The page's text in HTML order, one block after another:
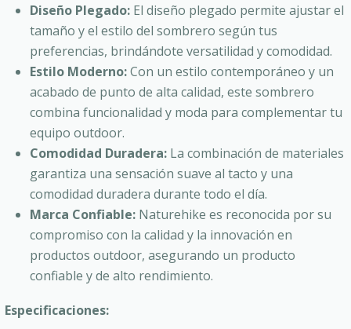
Diseño Plegado: El diseño plegado permite ajustar el
tamaño y el estilo del sombrero según tus
preferencias, brindándote versatilidad y comodidad.
Estilo Moderno:Con un estilo contemporáneo y un
acabado de punto de alta calidad, este sombrero
combina funcionalidad y moda para complementar tu
equipo outdoor.
Comodidad Duradera: La combinación de materiales
garantiza una sensación suave al tacto y una
comodidad duradera durante todo el día.
Marca Confiable: Naturehike es reconocida por su
compromiso con la calidad y la innovación en
productos outdoor, asegurando un producto
confiable y de alto rendimiento.
Especificaciones: